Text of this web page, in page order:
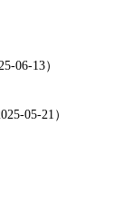
06-13）
05-21）